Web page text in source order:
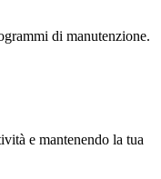
di manutenzione.
e mantenendo la tua